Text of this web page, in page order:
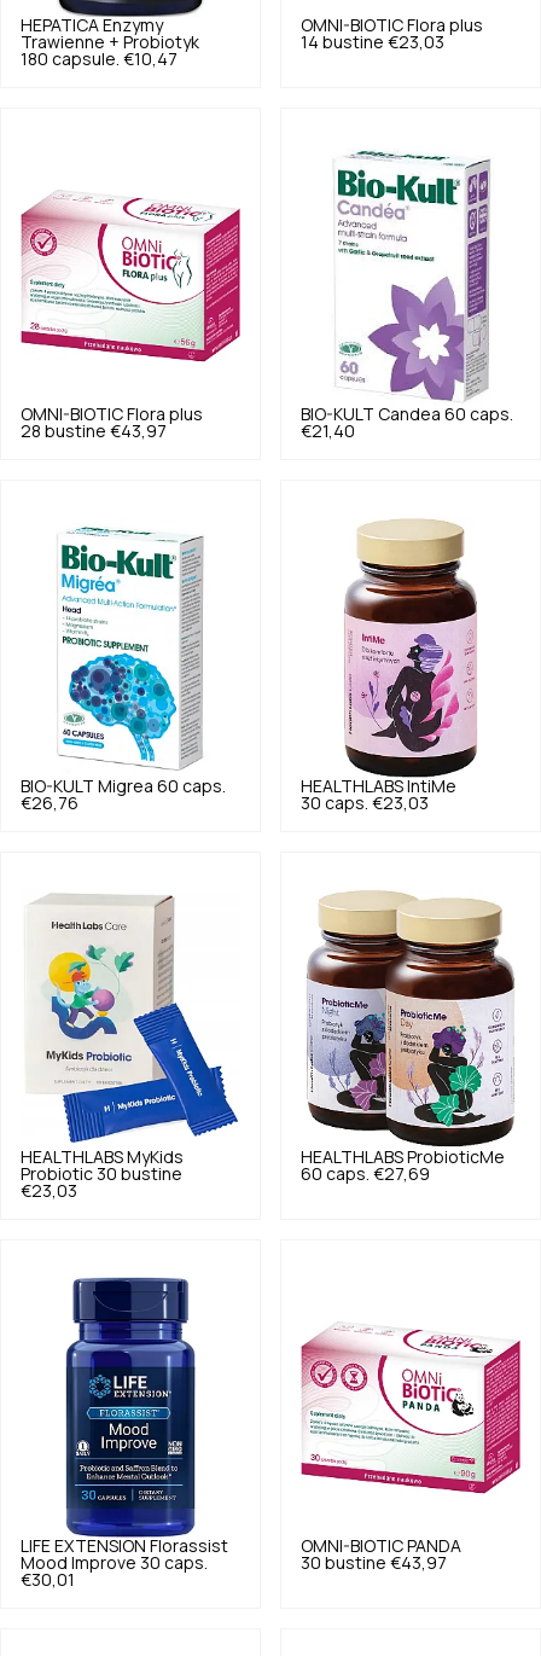
HEPATICA Enzymy
Trawienne + Probiotyk
180 capsule. €10,47
OMNI-BIOTIC Flora plus
14 bustine €23,03
OMNI-BIOTIC Flora plus
28 bustine €43,97
BIO-KULT Candea 60 caps.
€21,40
BIO-KULT Migrea 60 caps.
€26,76
HEALTHLABS IntiMe
30 caps. €23,03
HEALTHLABS MyKids
Probiotic 30 bustine
€23,03
HEALTHLABS ProbioticMe
60 caps. €27,69
LIFE EXTENSION Florassist
Mood Improve 30 caps.
€30,01
OMNI-BIOTIC PANDA
30 bustine €43,97